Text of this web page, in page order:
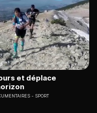
et déplace
SPORT